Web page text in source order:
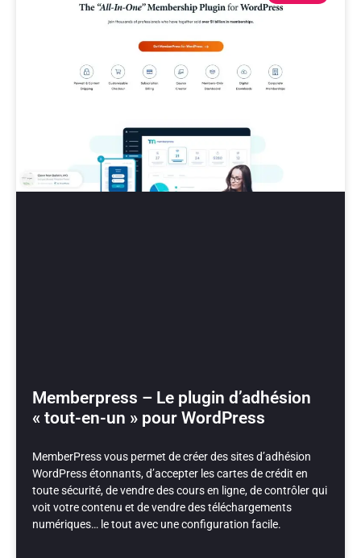
Memberpress – Le plugin d’adhésion
« tout-en-un » pour WordPress
MemberPress vous permet de créer des sites d’adhésion
WordPress étonnants, d’accepter les cartes de crédit en
toute sécurité, de vendre des cours en ligne, de contrôler qui
voit votre contenu et de vendre des téléchargements
numériques… le tout avec une configuration facile.